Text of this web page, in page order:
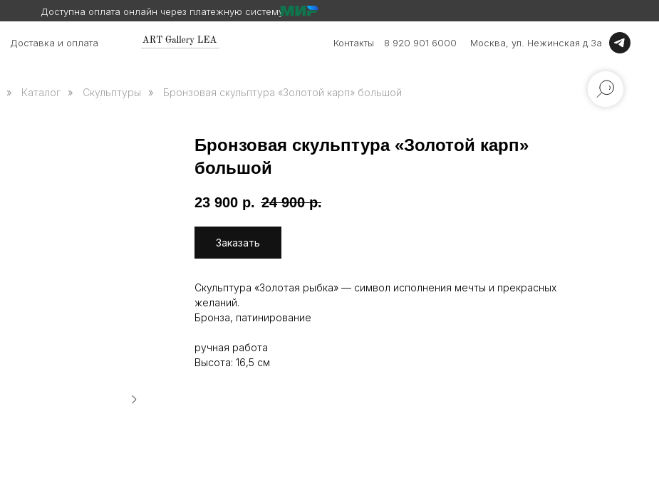
Доступна оплата онлайн через платежную систему
Доставка и оплата Контакты 8 920 901 6000 Москва, ул. Нежинская д.3а
» Каталог » Скульптуры » Бронзовая скульптура «Золотой карп» большой
Бронзовая скульптура «Золотой карп»
большой
23 900 р. 24 900 р.
Заказать
Скульптура «Золотая рыбка» — символ исполнения мечты и прекрасных
желаний.
Бронза, патинирование
ручная работа
Высота: 16,5 см